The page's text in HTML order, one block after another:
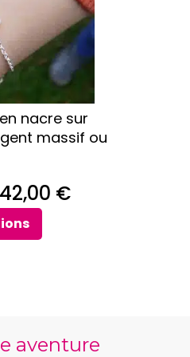
nacre sur
massif ou
42,00 €Plage
42,00 €
aventure